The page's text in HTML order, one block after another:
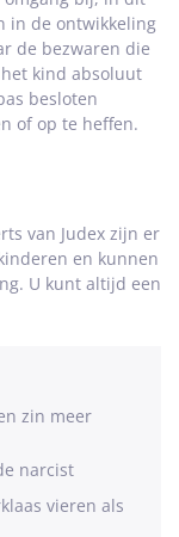
in de ontwikkeling
de bezwaren die
kind absoluut
besloten
of op te heffen.
van Judex zijn er
en kunnen
U kunt altijd een
zin meer
narcist
vieren als